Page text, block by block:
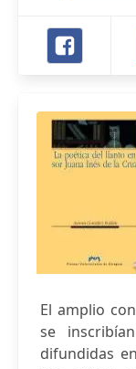
El amplio
se
difundidas